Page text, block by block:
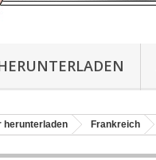
herunterladen Frankreich